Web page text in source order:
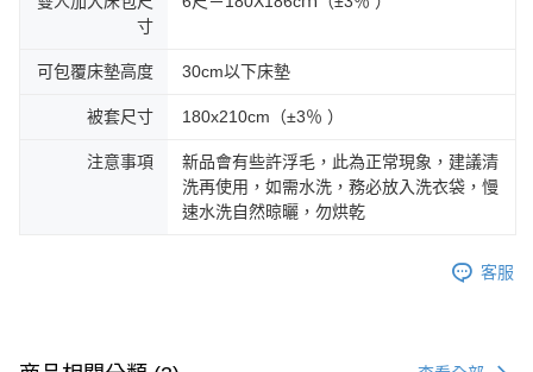
寸
可包覆床墊高度 30cm以下床墊
被套尺寸 180x210cm（±3％ ）
注意事項
新品會有些許浮毛，此為正常現象，建議清
洗再使用，如需水洗，務必放入洗衣袋，慢
速水洗自然晾曬，勿烘乾
客服